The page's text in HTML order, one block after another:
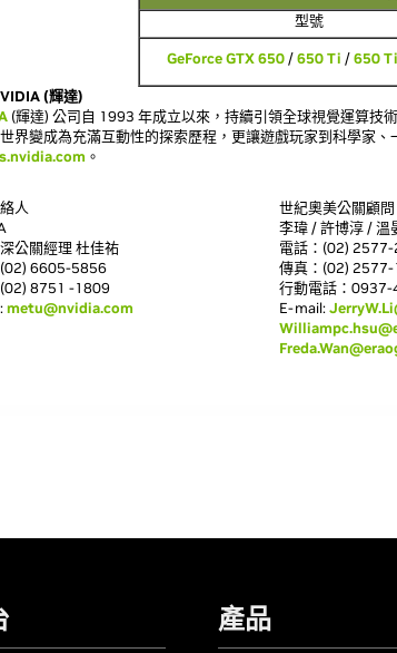
型號
GeForce GTX 650/650 Ti /650
(輝達)
(輝達) 公司自 1993 年成立以來，持續引領全球視覺運算技
界變成為充滿互動性的探索歷程，更讓遊戲玩家到科學家
。
人
公關經理 杜佳祐
6605-5856
8751 -1809
metu@nvidia.com
世紀奧美公關顧問
李瑋 / 許博淳 / 溫
電話：(02)
傳真：(02)
行動電話：
E-mail:
產品